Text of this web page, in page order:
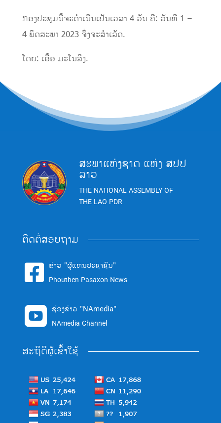
ກອງປະຊຸມນີ້ຈະດໍາເນີນເປັນເວລາ 4 ວັນ ຄື: ວັນທີ 1 –
4 ພຶດສະພາ 2023 ຈຶ່ງຈະສໍາເລັດ.
ໂດຍ: ເອື້ອ ມະໂນສິງ.
ສະພາແຫ່ງຊາດ ແຫ່ງ ສປປ
ລາວ
THE NATIONAL ASSEMBLY OF
THE LAO PDR
ຕິດຕໍ່ສອບຖາມ
 ຂ່າວ "ຜູ້ແທນປະຊາຊົນ"
Phouthen Pasaxon News
 ຊ່ອງຂ່າວ "NAmedia"
NAmedia Channel
ສະຖິຕິຜູ້ເຂົ້າໃຊ້